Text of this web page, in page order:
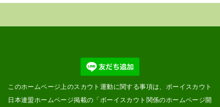
このホームページ上のスカウト運動に関する事項は、ボーイスカウト
日本連盟ホームページ掲載の「ボーイスカウト関係のホームページ開